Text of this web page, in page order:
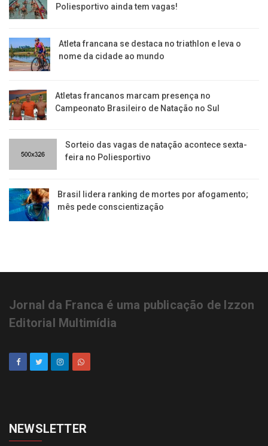
Poliesportivo ainda tem vagas!
Atleta francana se destaca no triathlon e leva o
nome da cidade ao mundo
Atletas francanos marcam presença no
Campeonato Brasileiro de Natação no Sul
Sorteio das vagas de natação acontece sexta-
feira no Poliesportivo
Brasil lidera ranking de mortes por afogamento;
mês pede conscientização
Jornal da Franca é uma publicação de Izzon
Editorial Multimídia
NEWSLETTER